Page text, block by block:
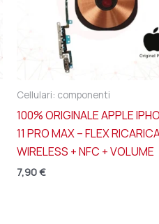
Cellulari: componenti
100% ORIGINALE APPLE
11 PRO MAX – FLEX
WIRELESS + NFC + VOLUME
7,90€